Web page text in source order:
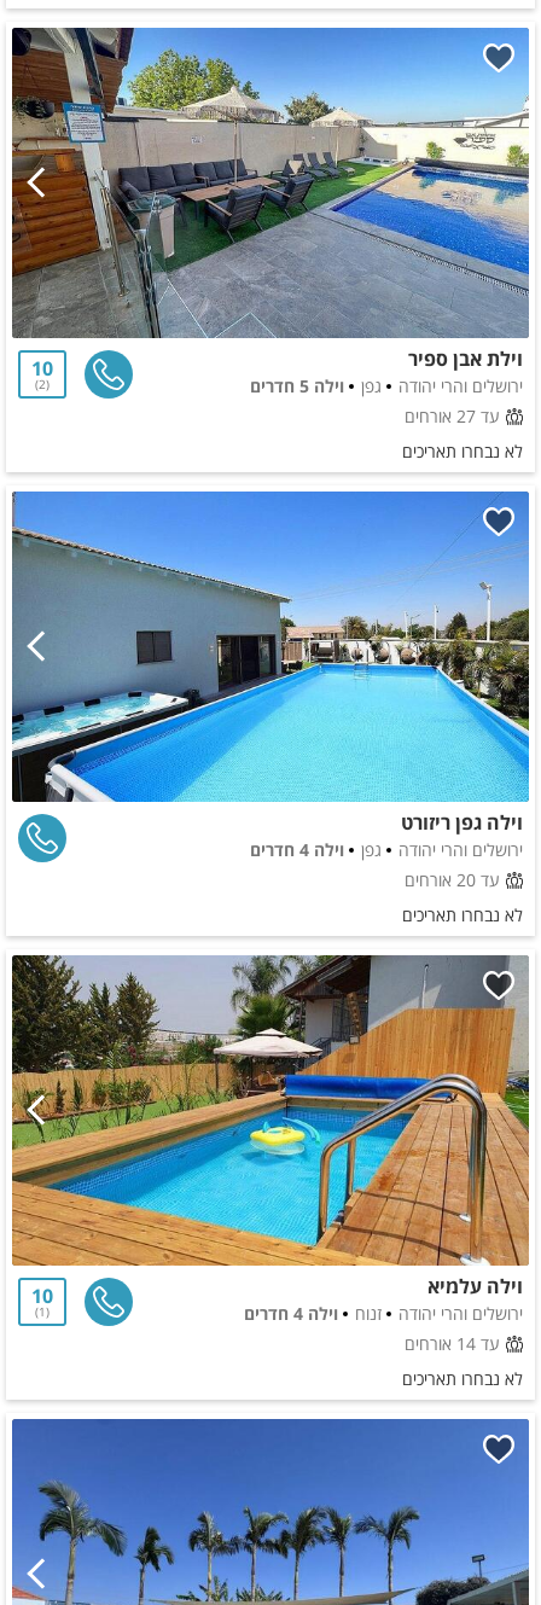
וילת אבן ספיר
ירושלים והרי יהודה גפן
וילה 5 חדרים
עד 27 אורחים
10
2
לא נבחרו תאריכים
וילה גפן ריזורט
ירושלים והרי יהודה גפן
וילה 4 חדרים
עד 20 אורחים
לא נבחרו תאריכים
וילה עלמיא
ירושלים והרי יהודה זנוח
וילה 4 חדרים
עד 14 אורחים
10
1
לא נבחרו תאריכים